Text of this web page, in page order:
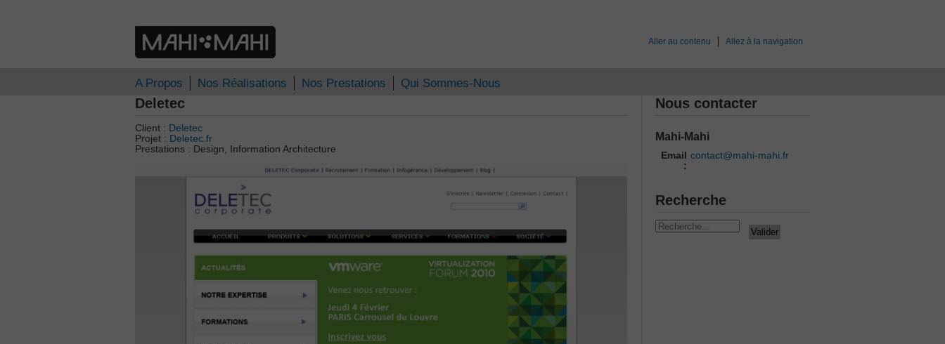
Aller au contenu Allez à la navigation
A Propos Nos Réalisations Nos Prestations Qui Sommes-Nous
Deletec
Client : Deletec
Projet : Deletec.fr
Prestations : Design, Information Architecture
Nous contacter
Mahi-Mahi
Email
:
contact@mahi-mahi.fr
Recherche